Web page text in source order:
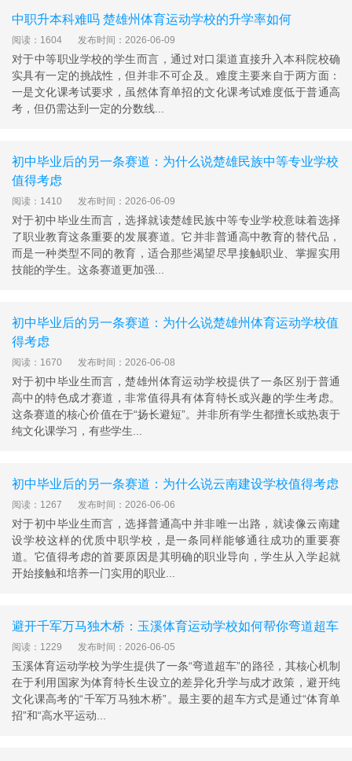
中职升本科难吗 楚雄州体育运动学校的升学率如何
阅读：1604 发布时间：2026-06-09
对于中等职业学校的学生而言，通过对口渠道直接升入本科院校确
实具有一定的挑战性，但并非不可企及。难度主要来自于两方面：
一是文化课考试要求，虽然体育单招的文化课考试难度低于普通高
考，但仍需达到一定的分数线...
初中毕业后的另一条赛道：为什么说楚雄民族中等专业学校
值得考虑
阅读：1410 发布时间：2026-06-09
对于初中毕业生而言，选择就读楚雄民族中等专业学校意味着选择
了职业教育这条重要的发展赛道。它并非普通高中教育的替代品，
而是一种类型不同的教育，适合那些渴望尽早接触职业、掌握实用
技能的学生。这条赛道更加强...
初中毕业后的另一条赛道：为什么说楚雄州体育运动学校值
得考虑
阅读：1670 发布时间：2026-06-08
对于初中毕业生而言，楚雄州体育运动学校提供了一条区别于普通
高中的特色成才赛道，非常值得具有体育特长或兴趣的学生考虑。
这条赛道的核心价值在于“扬长避短”。并非所有学生都擅长或热衷于
纯文化课学习，有些学生...
初中毕业后的另一条赛道：为什么说云南建设学校值得考虑
阅读：1267 发布时间：2026-06-06
对于初中毕业生而言，选择普通高中并非唯一出路，就读像云南建
设学校这样的优质中职学校，是一条同样能够通往成功的重要赛
道。它值得考虑的首要原因是其明确的职业导向，学生从入学起就
开始接触和培养一门实用的职业...
避开千军万马独木桥：玉溪体育运动学校如何帮你弯道超车
阅读：1229 发布时间：2026-06-05
玉溪体育运动学校为学生提供了一条“弯道超车”的路径，其核心机制
在于利用国家为体育特长生设立的差异化升学与成才政策，避开纯
文化课高考的“千军万马独木桥”。最主要的超车方式是通过“体育单
招”和“高水平运动...